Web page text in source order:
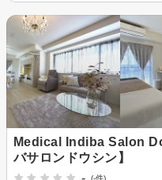
Medical Indiba Salon
バサロンドウシン】
(-件)